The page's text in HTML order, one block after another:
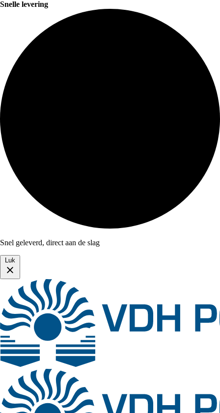
Snelle levering
Snel geleverd, direct aan de slag
Luk